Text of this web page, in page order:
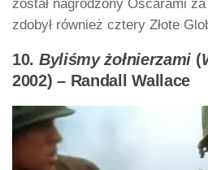
został nagrodzony Oscarami
zdobył również cztery Złote
10. Byliśmy żołnierzami (
2002) – Randall Wallace